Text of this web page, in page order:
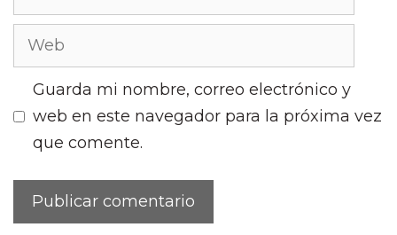
electrónico
Web
Guarda mi nombre, correo electrónico y
web en este navegador para la próxima vez
que comente.